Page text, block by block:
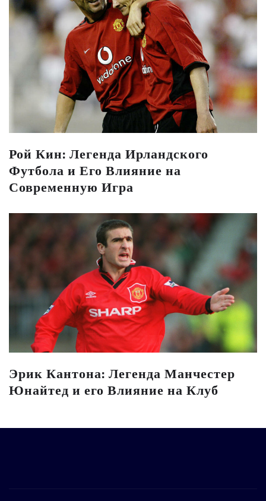
Рой Кин: Легенда Ирландского
Футбола и Его Влияние на
Современную Игра
Эрик Кантона: Легенда Манчестер
Юнайтед и его Влияние на Клуб